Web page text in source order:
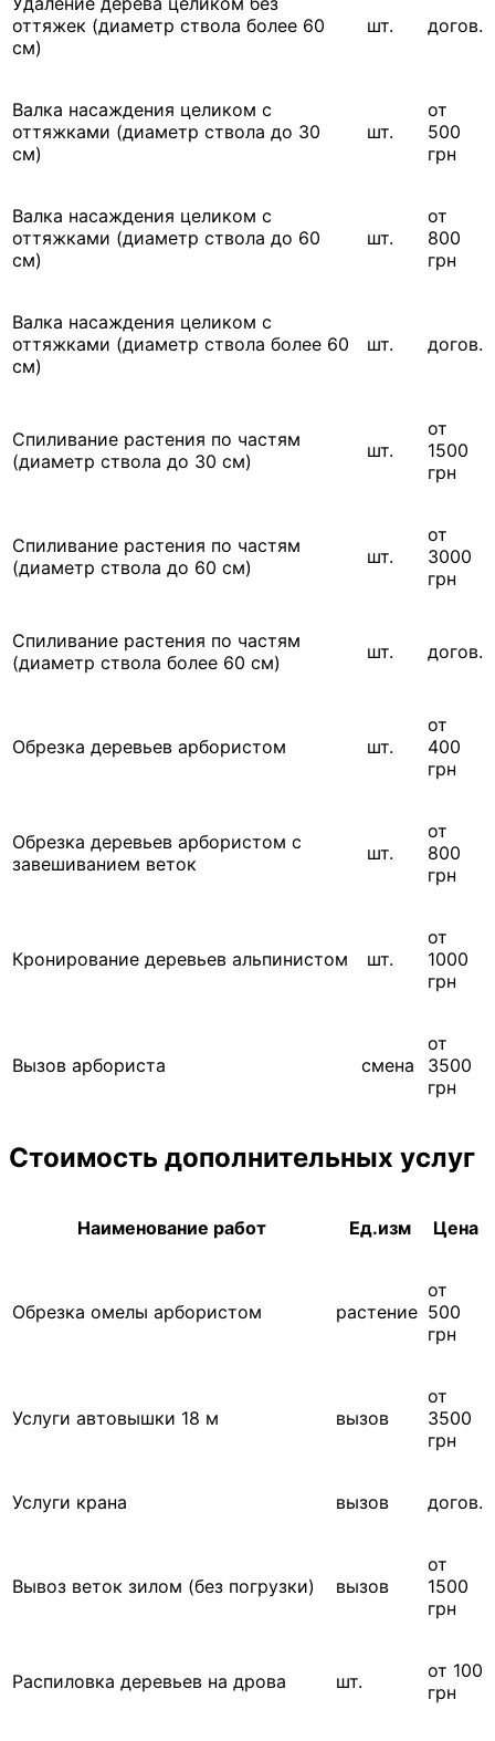
оттяжек (диаметр ствола более 60
см)
шт. догов.
Валка насаждения целиком с
оттяжками (диаметр ствола до 30
см)
шт.
от
500
грн
Валка насаждения целиком с
оттяжками (диаметр ствола до 60
см)
шт.
от
800
грн
Валка насаждения целиком с
оттяжками (диаметр ствола более 60
см)
шт. догов.
Спиливание растения по частям
(диаметр ствола до 30 см)
шт.
от
1500
грн
Спиливание растения по частям
(диаметр ствола до 60 см)
шт.
от
3000
грн
Спиливание растения по частям
(диаметр ствола более 60 см)
шт. догов.
Обрезка деревьев арбористом шт.
от
400
грн
Обрезка деревьев арбористом с
завешиванием веток
шт.
от
800
грн
Кронирование деревьев альпинистом шт.
от
1000
грн
Вызов арбориста смена
от
3500
грн
Стоимость дополнительных услуг
Наименование работ Ед.изм Цена
Обрезка омелы арбористом растение
от
500
грн
Услуги автовышки 18 м вызов
от
3500
грн
Услуги крана вызов догов.
Вывоз веток зилом (без погрузки) вызов
от
1500
грн
Распиловка деревьев на дрова шт.
от 100
грн